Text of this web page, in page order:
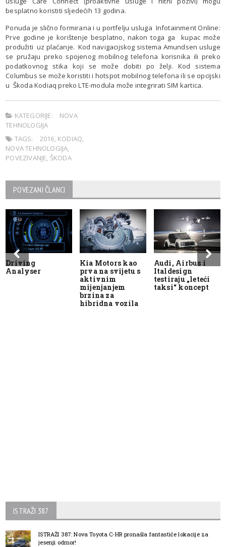
besplatno koristiti sljedećih 13 godina.
Ponuda je slično formirana i u portfelju usluga Infotainment Online:
Prve godine je korištenje besplatno, nakon toga ga kupac može
produžiti uz plaćanje. Kod navigacijskog sistema Amundsen usluge
se pružaju preko spojenog mobilnog telefona korisnika ili preko
podatkovnog stika koji se može dobiti po želji. Kod sistema
Columbus se može koristiti i hotspot mobilnog telefona ili se opcijski
u Škoda Kodiaq preko LTE-modula može integrirati SIM kartica.
KATEGORIJE:
NOVA
TEHNOLOGIJA
TAGS:
2016 KODIAQ
NOVA TEHNOLOGIJA
POVEZIVANJE ŠKODA
POVEZANI ČLANCI
Driving
Analyser
Kia Motors kao
prva na svijetu s
aktivnim
mijenjanjem
brzina za
hibridna vozila
Audi, Airbus i
Italdesign
testiraju „leteći
taksi“ koncept
ISTRAŽI 387
ISTRAŽI 387: Nova Toyota C-HR pronašla fantastiče lokacije za
jesenji odmor!